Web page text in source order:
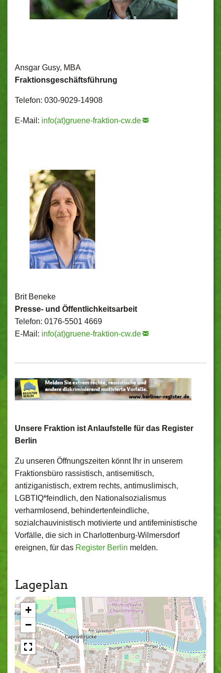
Ansgar Gusy, MBA
Fraktionsgeschäftsführung
Telefon: 030-9029-14908
E-Mail: info(at)gruene-fraktion-cw.de
Brit Beneke
Presse- und Öffentlichkeitsarbeit
Telefon: 0176-5501 4669
E-Mail: info(at)gruene-fraktion-cw.de
Unsere Fraktion ist Anlaufstelle für das Register
Berlin
Zu unseren Öffnungszeiten könnt Ihr in unserem
Fraktionsbüro rassistisch, antisemitisch,
antiziganistisch, extrem rechts, antimuslimisch,
LGBTIQ*feindlich, den Nationalsozialismus
verharmlosend, behindertenfeindliche,
sozialchauvinistisch motivierte und antifeministische
Vorfälle, die sich in Charlottenburg-Wilmersdorf
ereignen, für das Register Berlin melden.
Lageplan
+
−